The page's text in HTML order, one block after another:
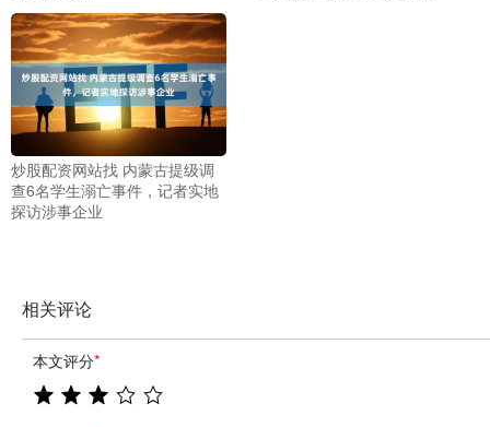
炒股配资网站找 内蒙古提级调
查6名学生溺亡事件，记者实地
探访涉事企业
相关评论
本文评分*